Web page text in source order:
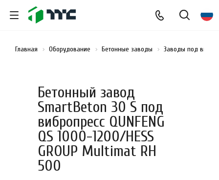
Главная Оборудование Бетонные заводы Заводы под
Бетонный завод
SmartBeton 30 S под
вибропресс QUNFENG
QS 1000-1200/HESS
GROUP Multimat RH
500